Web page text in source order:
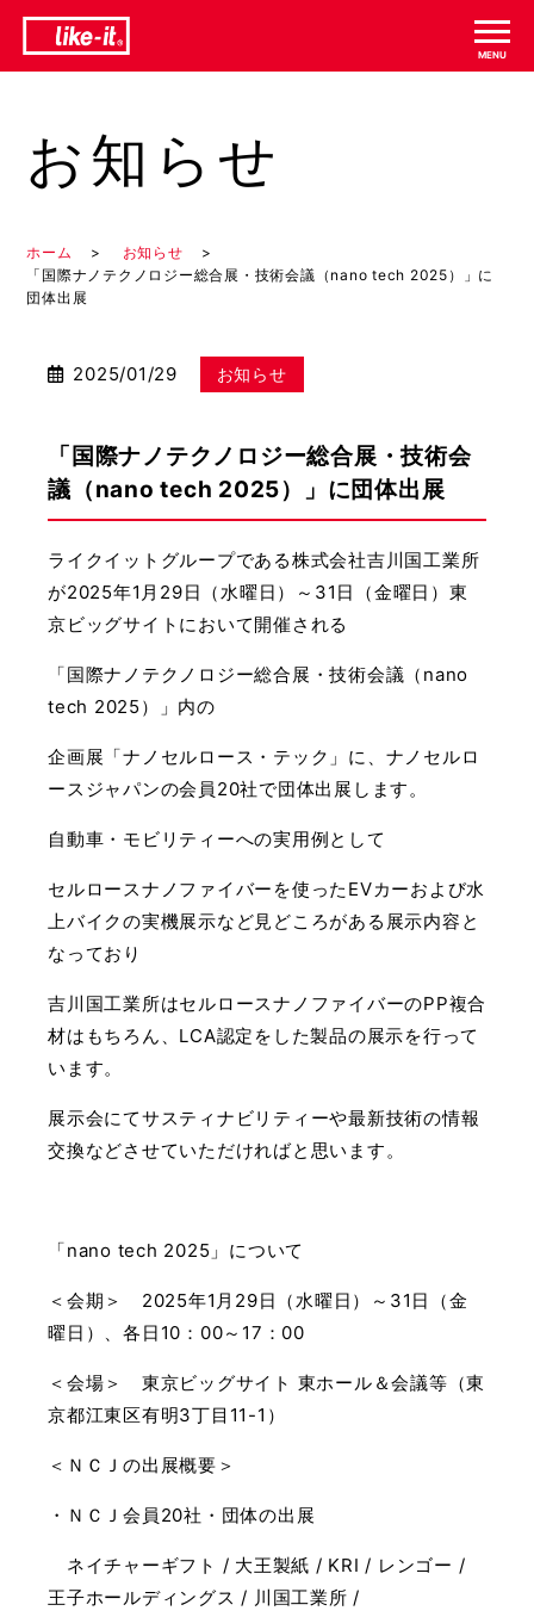
お知らせ
ホーム
お知らせ
「国際ナノテクノロジー総合展・技術会議（nano tech 2025）」に
団体出展
2025/01/29 お知らせ
「国際ナノテクノロジー総合展・技術会
議（nano tech 2025）」に団体出展
ライクイットグループである株式会社吉川国工業所
が2025年1月29日（水曜日）～31日（金曜日）東
京ビッグサイトにおいて開催される
「国際ナノテクノロジー総合展・技術会議（nano
tech 2025）」内の
企画展「ナノセルロース・テック」に、ナノセルロ
ースジャパンの会員20社で団体出展します。
自動車・モビリティーへの実用例として
セルロースナノファイバーを使ったEVカーおよび水
上バイクの実機展示など見どころがある展示内容と
なっており
吉川国工業所はセルロースナノファイバーのPP複合
材はもちろん、LCA認定をした製品の展示を行って
います。
展示会にてサスティナビリティーや最新技術の情報
交換などさせていただければと思います。
「nano tech 2025」について
＜会期＞ 2025年1月29日（水曜日）～31日（金
曜日）、各日10：00～17：00
＜会場＞ 東京ビッグサイト 東ホール＆会議等（東
京都江東区有明3丁目11-1）
＜ＮＣＪの出展概要＞
・ＮＣＪ会員20社・団体の出展
ネイチャーギフト / 大王製紙 / KRI / レンゴー /
王子ホールディングス / 川国工業所 /